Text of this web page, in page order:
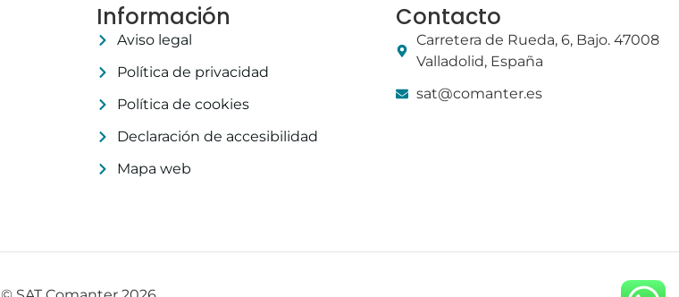
Información
Aviso legal
Política de privacidad
Política de cookies
Declaración de accesibilidad
Mapa web
Contacto
Carretera de Rueda, 6, Bajo. 47008
Valladolid, España
sat@comanter.es